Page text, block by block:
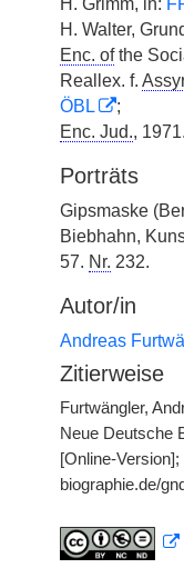
H. Grimm, in:
H. Walter,
Enc. ofthe
Reallex. f.
ÖBL
;
Enc. Jud., 1971.
Porträts
Gipsmaske
Biebhahn,
57. Nr. 232.
Autor/in
Andreas
Zitierweise
Furtwängler,
Neue Deutsche
[Online-
biographie.de/